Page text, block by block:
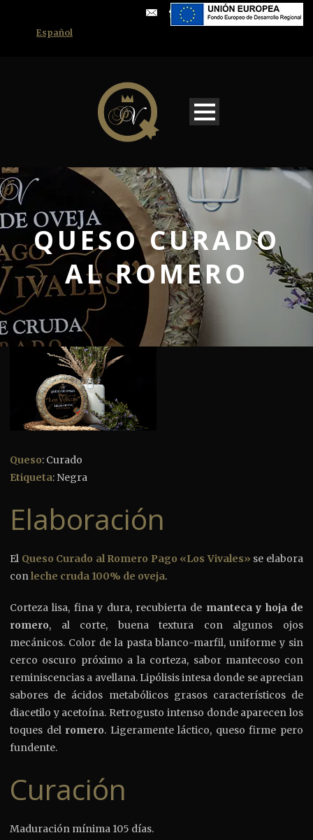
Español
QUESO CURADO
AL ROMERO
Queso: Curado
Etiqueta: Negra
Elaboración
El Queso Curado al Romero Pago «Los Vivales» se elabora
conleche cruda 100% de oveja.
Corteza lisa, fina y dura, recubierta de manteca y hoja de
romero, al corte, buena textura con algunos ojos
mecánicos. Color de la pasta blanco-marfil, uniforme y sin
cerco oscuro próximo a la corteza, sabor mantecoso con
reminiscencias a avellana. Lipólisis intesa donde se aprecian
sabores de ácidos metabólicos grasos característicos de
diacetilo y acetoína. Retrogusto intenso donde aparecen los
toques del romero. Ligeramente láctico, queso firme pero
fundente.
Curación
Maduración mínima 105 días.